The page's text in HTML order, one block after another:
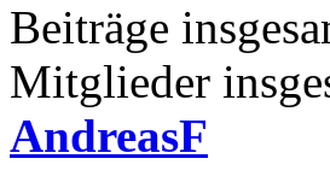
Beiträge
Mitglieder
AndreasF